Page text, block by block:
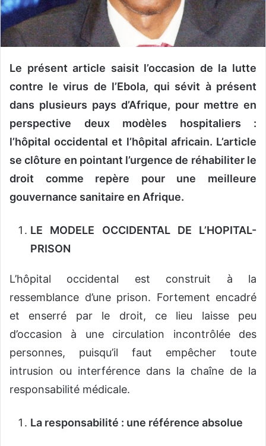
r
i
e
Le présent article saisit l’occasion de la lutte
contre le virus de l’Ebola, qui sévit à présent
dans plusieurs pays d’Afrique, pour mettre en
perspective deux modèles hospitaliers :
l’hôpital occidental et l’hôpital africain. L’article
se clôture en pointant l’urgence de réhabiliter le
droit comme repère pour une meilleure
gouvernance sanitaire en Afrique.
LE MODELE OCCIDENTAL DE L’HOPITAL-
PRISON
L’hôpital occidental est construit à la
ressemblance d’une prison. Fortement encadré
et enserré par le droit, ce lieu laisse peu
d’occasion à une circulation incontrôlée des
personnes, puisqu’il faut empêcher toute
intrusion ou interférence dans la chaîne de la
responsabilité médicale.
La responsabilité : une référence absolue